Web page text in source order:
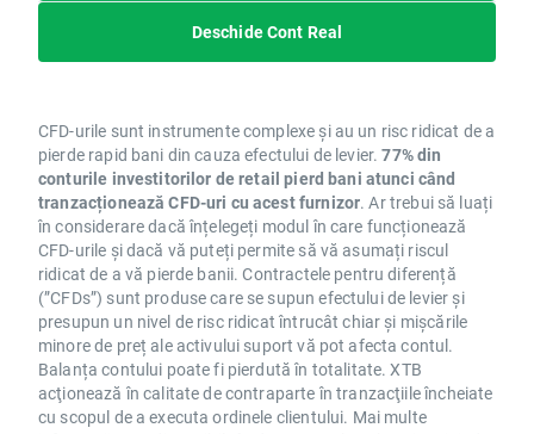
Deschide Cont Real
CFD-urile sunt instrumente complexe și au un risc ridicat de a
pierde rapid bani din cauza efectului de levier.77% din
conturile investitorilor de retail pierd bani atunci când
tranzacționează CFD-uri cu acest furnizor. Ar trebui să luați
în considerare dacă înțelegeți modul în care funcționează
CFD-urile și dacă vă puteți permite să vă asumați riscul
ridicat de a vă pierde banii. Contractele pentru diferență
(”CFDs”) sunt produse care se supun efectului de levier și
presupun un nivel de risc ridicat întrucât chiar și mișcările
minore de preț ale activului suport vă pot afecta contul.
Balanța contului poate fi pierdută în totalitate. XTB
acţionează în calitate de contraparte în tranzacţiile încheiate
cu scopul de a executa ordinele clientului. Mai multe